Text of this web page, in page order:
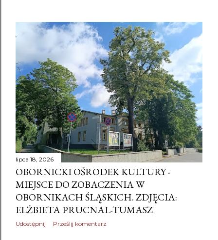
lipca 18, 2026
OBORNICKI OŚRODEK KULTURY -
MIEJSCE DO ZOBACZENIA W
OBORNIKACH ŚLĄSKICH. ZDJĘCIA:
ELŻBIETA PRUCNAL-TUMASZ
Udostępnij Prześlij komentarz